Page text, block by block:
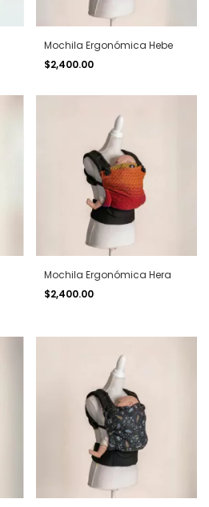
Mochila Ergonómica Hebe
$2,400.00
Mochila Ergonómica Hera
$2,400.00